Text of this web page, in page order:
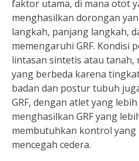
faktor utama, di mana otot
menghasilkan dorongan
langkah, panjang langkah,
memengaruhi GRF. Kondisi
lintasan sintetis atau tanah,
yang berbeda karena
badan dan postur tubuh
GRF, dengan atlet yang
menghasilkan GRF yang
membutuhkan kontrol
mencegah cedera.